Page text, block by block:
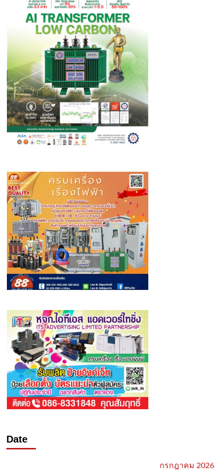
ราย
ปิด
ถนน
วุ่น
ตำรวจ
เร่ง
ดำเนิน
Date
กรกฎาคม 2026